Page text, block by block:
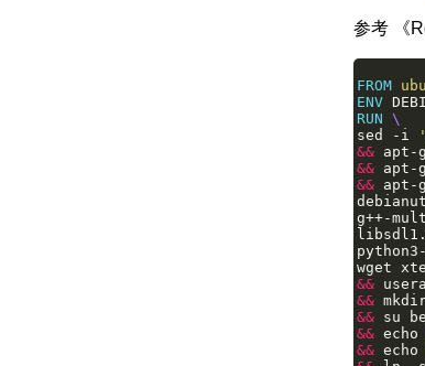
参考 《
FROM
ENV
RUN
sed -i
&& apt-
&&
&& apt-
g++-
wget
&&
&&
&& su
&& echo
&& echo